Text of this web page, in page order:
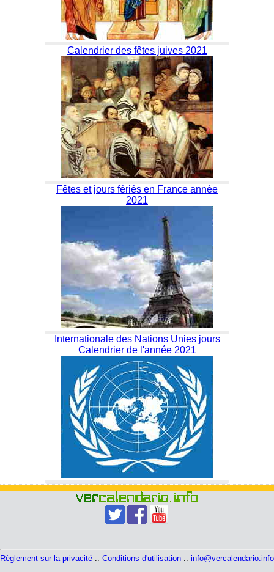
Calendrier des fêtes juives 2021
Fêtes et jours fériés en France année
2021
Internationale des Nations Unies jours
Calendrier de l'année 2021
Règlement sur la privacité :: Conditions d'utilisation :: info@vercalendario.info